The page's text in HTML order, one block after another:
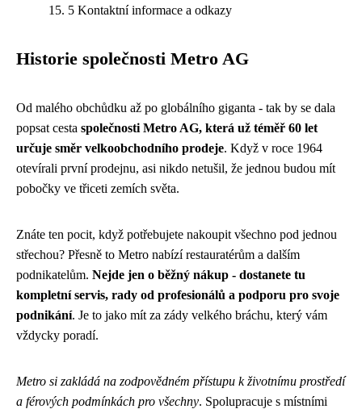
5 Kontaktní informace a odkazy
Historie společnosti Metro AG
Od malého obchůdku až po globálního giganta - tak by se dala
popsat cesta společnosti Metro AG, která už téměř 60 let
určuje směr velkoobchodního prodeje. Když v roce 1964
otevírali první prodejnu, asi nikdo netušil, že jednou budou mít
pobočky ve třiceti zemích světa.
Znáte ten pocit, když potřebujete nakoupit všechno pod jednou
střechou? Přesně to Metro nabízí restauratérům a dalším
podnikatelům. Nejde jen o běžný nákup - dostanete tu
kompletní servis, rady od profesionálů a podporu pro svoje
podnikání. Je to jako mít za zády velkého bráchu, který vám
vždycky poradí.
Metro si zakládá na zodpovědném přístupu k životnímu prostředí
a férových podmínkách pro všechny. Spolupracuje s místními